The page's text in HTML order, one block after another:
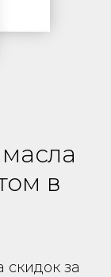
в
скидок за